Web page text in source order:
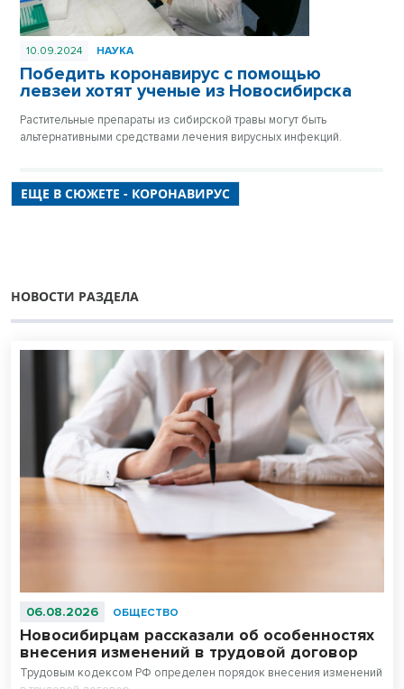
10.09.2024 НАУКА
Победить коронавирус с помощью
левзеи хотят ученые из Новосибирска
Растительные препараты из сибирской травы могут быть
альтернативными средствами лечения вирусных инфекций.
ЕЩЕ В СЮЖЕТЕ - КОРОНАВИРУС
НОВОСТИ РАЗДЕЛА
06.08.2026 ОБЩЕСТВО
Новосибирцам рассказали об особенностях
внесения изменений в трудовой договор
Трудовым кодексом РФ определен порядок внесения изменений